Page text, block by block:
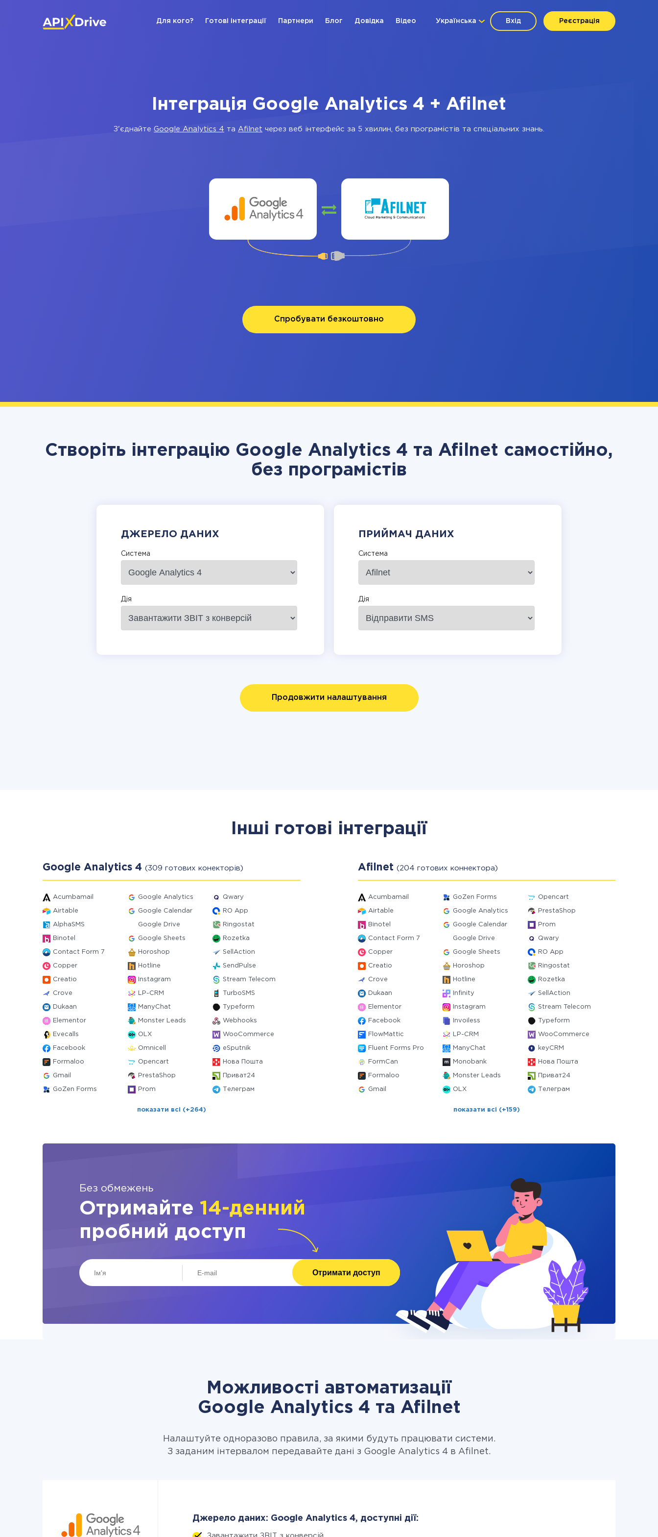
Вхід Реєстрація
Українська
Для кого? Готові інтеграції Партнери Блог Довідка Відео
Інтеграція Google Analytics 4 + Afilnet
З'єднайте Google Analytics 4 та Afilnet через веб інтерфейс за 5 хвилин, без програмістів та спеціальних знань.
Спробувати безкоштовно
Створіть інтеграцію Google Analytics 4 та Afilnet самостійно,
без програмістів
ДЖЕРЕЛО ДАНИХ
Система
Дія
ПРИЙМАЧ ДАНИХ
Система
Дія
Продовжити налаштування
Інші готові інтеграції
Google Analytics 4 (309 готових конекторів)
Acumbamail Google Analytics Qwary
Airtable Google Calendar RO App
AlphaSMS Google Drive Ringostat
Binotel Google Sheets Rozetka
Contact Form 7 Horoshop SellAction
Copper Hotline SendPulse
Creatio Instagram Stream Telecom
Crove LP-CRM TurboSMS
Dukaan ManyChat Typeform
Elementor Monster Leads Webhooks
Evecalls OLX WooCommerce
Facebook Omnicell eSputnik
Formaloo Opencart Нова Пошта
Gmail PrestaShop Приват24
GoZen Forms Prom Телеграм
показати всі (+264)
Afilnet (204 готових коннектора)
Acumbamail GoZen Forms Opencart
Airtable Google Analytics PrestaShop
Binotel Google Calendar Prom
Contact Form 7 Google Drive Qwary
Copper Google Sheets RO App
Creatio Horoshop Ringostat
Crove Hotline Rozetka
Dukaan Infinity SellAction
Elementor Instagram Stream Telecom
Facebook Invoiless Typeform
FlowMattic LP-CRM WooCommerce
Fluent Forms Pro ManyChat keyCRM
FormCan Monobank Нова Пошта
Formaloo Monster Leads Приват24
Gmail OLX Телеграм
показати всі (+159)
Без обмежень
Отримайте 14-денний
пробний доступ
Отримати доступ
Можливості автоматизації
Google Analytics 4 та Afilnet
Налаштуйте одноразово правила, за якими будуть працювати системи.
З заданим інтервалом передавайте дані з Google Analytics 4 в Afilnet.
Джерело даних: Google Analytics 4, доступні дії: